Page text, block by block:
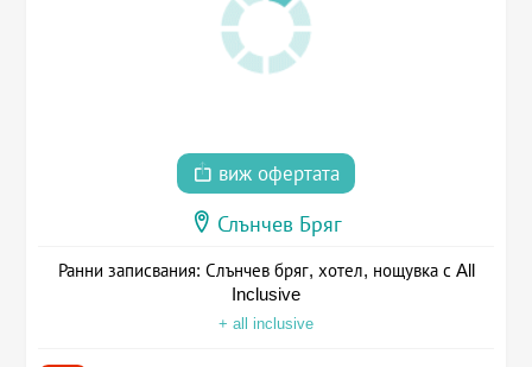
виж офертата
Слънчев Бряг
Ранни записвания: Слънчев бряг, хотел, нощувка с All
Inclusive
+ all inclusive